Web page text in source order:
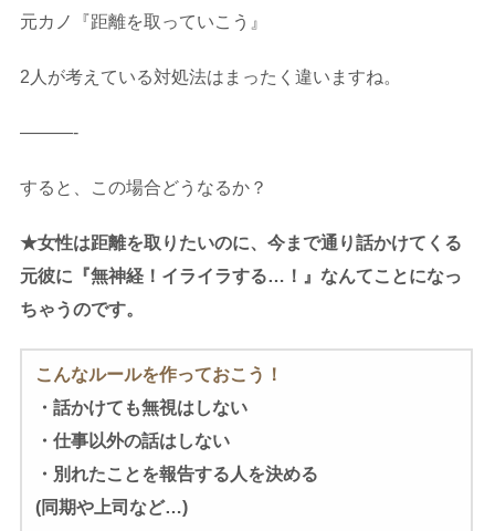
元カノ『距離を取っていこう』
2人が考えている対処法はまったく違いますね。
———-
すると、この場合どうなるか？
★女性は距離を取りたいのに、今まで通り話かけてくる
元彼に『無神経！イライラする…！』なんてことになっ
ちゃうのです。
こんなルールを作っておこう！
・話かけても無視はしない
・仕事以外の話はしない
・別れたことを報告する人を決める
(同期や上司など…)